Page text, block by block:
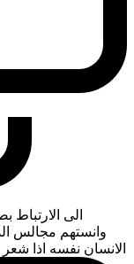
الى الارتباط
وانستهم مجالس
الانسان نفسه اذا